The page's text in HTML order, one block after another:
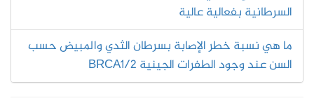
السرطانية بفعالية عالية
ما هي نسبة خطر الإصابة بسرطان الثدي والمبيض حسب
السن عند وجود الطفرات الجينية BRCA1/2